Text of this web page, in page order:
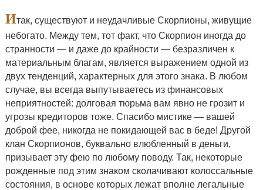
Итак, существуют и неудачливые Скорпионы, живущие
небогато. Между тем, тот факт, что Скорпион иногда до
странности — и даже до крайности — безразличен к
материальным благам, является выражением одной из
двух тенденций, характерных для этого знака. В любом
случае, вы всегда выпутываетесь из финансовых
неприятностей: долговая тюрьма вам явно не грозит и
угрозы кредиторов тоже. Спасибо мистике — вашей
доброй фее, никогда не покидающей вас в беде! Другой
клан Скорпионов, буквально влюбленный в деньги,
призывает эту фею по любому поводу. Так, некоторые
рожденные под этим знаком сколачивают колоссальные
состояния, в основе которых лежат вполне легальные